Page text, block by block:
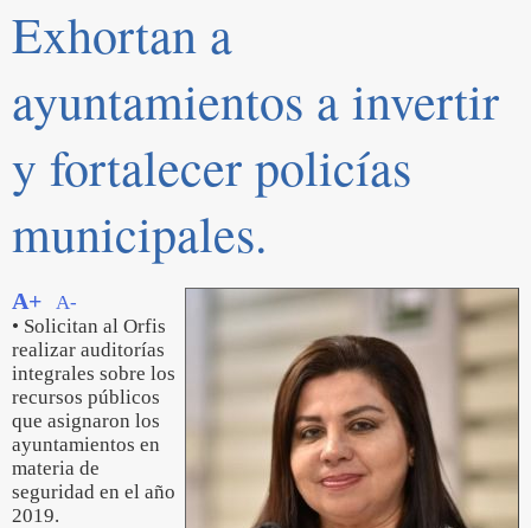
Exhortan a
ayuntamientos a invertir
y fortalecer policías
municipales.
A+
A-
• Solicitan al Orfis
realizar auditorías
integrales sobre los
recursos públicos
que asignaron los
ayuntamientos en
materia de
seguridad en el año
2019.